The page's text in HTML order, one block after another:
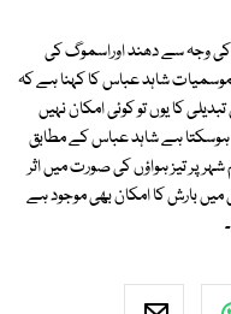
ریکارڈ ہونے کی وجہ سے دھند اوراسموگ کی
شاہد عباس کا کہنا ہے کہ
کا یوں تو کوئی امکان نہیں
خشک ہوسکتا ہے شاہد عباس کے مطابق
پر تیز ہواؤں کی صورت میں اثر
میں بارش کا امکان بھی موجود ہے